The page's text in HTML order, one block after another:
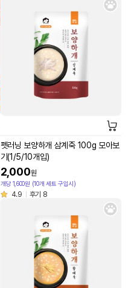
펫러닝 보양하개 삼계죽 100g 모아보
기(1/5/10개입)
2,000원
개당 1,600원 (10개 세트 구입시)
4.9 후기 8